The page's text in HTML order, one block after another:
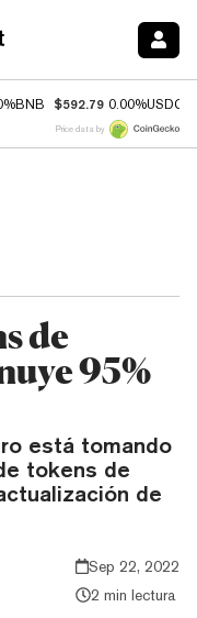
BNB $592.79 0.00%USDC
Price data by
de
95%
está tomando
tokens de
de
Sep 22, 2022
2 min lectura